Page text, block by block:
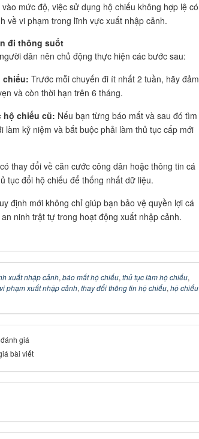
vào mức độ, việc sử dụng hộ chiếu không hợp lệ có
về vi phạm trong lĩnh vực xuất nhập cảnh.
đi thông suốt
dân nên chủ động thực hiện các bước sau:
chiếu: Trước mỗi chuyến đi ít nhất 2 tuần, hãy đảm
và còn thời hạn trên 6 tháng.
hộ chiếu cũ: Nếu bạn từng báo mất và sau đó tìm
làm kỷ niệm và bắt buộc phải làm thủ tục cấp mới
thay đổi về căn cước công dân hoặc thông tin cá
tục đổi hộ chiếu để thống nhất dữ liệu.
định mới không chỉ giúp bạn bảo vệ quyền lợi cá
ninh trật tự trong hoạt động xuất nhập cảnh.
xuất nhập cảnh, báo mất hộ chiếu, thủ tục làm hộ chiếu,
vi phạm xuất nhập cảnh, thay đổi thông tin hộ chiếu, hộ chiếu
giá
bài viết